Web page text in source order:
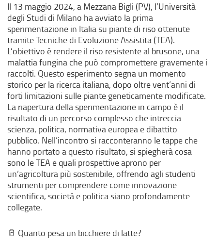
Il 13 maggio 2024, a Mezzana Bigli (PV), l’Università
degli Studi di Milano ha avviato la prima
sperimentazione in Italia su piante di riso ottenute
tramite Tecniche di Evoluzione Assistita (TEA).
L’obiettivo è rendere il riso resistente al brusone, una
malattia fungina che può compromettere gravemente i
raccolti. Questo esperimento segna un momento
storico per la ricerca italiana, dopo oltre vent’anni di
forti limitazioni sulle piante geneticamente modificate.
La riapertura della sperimentazione in campo è il
risultato di un percorso complesso che intreccia
scienza, politica, normativa europea e dibattito
pubblico. Nell’incontro si racconteranno le tappe che
hanno portato a questo risultato, si spiegherà cosa
sono le TEA e quali prospettive aprono per
un’agricoltura più sostenibile, offrendo agli studenti
strumenti per comprendere come innovazione
scientifica, società e politica siano profondamente
collegate.
🥛 Quanto pesa un bicchiere di latte?